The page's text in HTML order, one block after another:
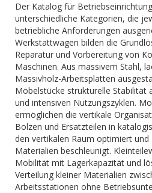
Der Katalog für
unterschiedliche Kategorien, die
betriebliche Anforderungen
Werkstattwagen bilden die
Reparatur und Vorbereitung von
Maschinen. Aus massivem Stahl,
Massivholz-Arbeitsplatten
Möbelstücke strukturelle Stabilität
und intensiven Nutzungszyklen.
ermöglichen die vertikale
Bolzen und Ersatzteilen in
den vertikalen Raum optimiert und
Materialien beschleunigt.
Mobilität mit Lagerkapazität und
Verteilung kleiner Materialien
Arbeitsstationen ohne